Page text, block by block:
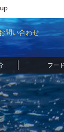
問い合わせ
フー